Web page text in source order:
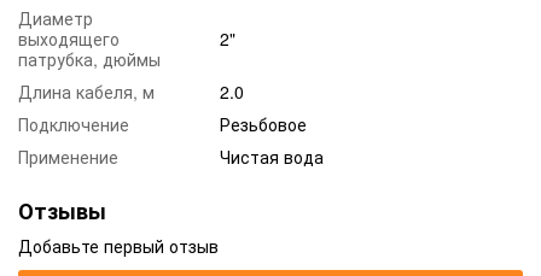
Диаметр
выходящего
патрубка, дюймы
2"
Длина кабеля, м
2.0
Подключение
Резьбовое
Применение
Чистая вода
Отзывы
Добавьте первый отзыв